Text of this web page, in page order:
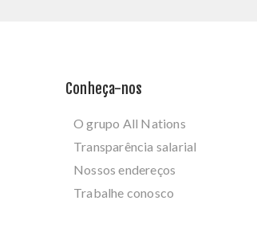
Conheça-nos
O grupo All Nations
Transparência salarial
Nossos endereços
Trabalhe conosco